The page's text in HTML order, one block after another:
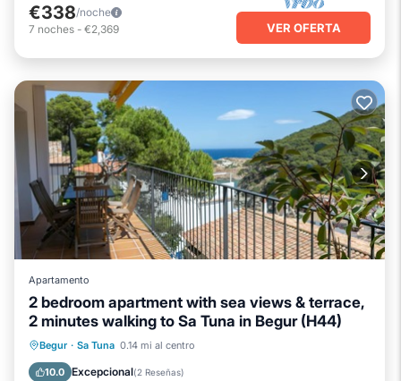
€338/noche
7 noches - €2,369 VER OFERTA
Apartamento
2 bedroom apartment with sea views & terrace,
2 minutes walking to Sa Tuna in Begur (H44)
Begur · Sa Tuna 0.14 mi al centro
10.0 Excepcional(2 Reseñas)
Cocina
Aparcamiento
Apto para niños